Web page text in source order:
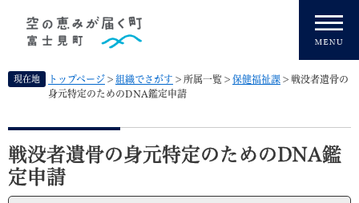
先
す
現在地 トップページ > 組織でさがす > 所属一覧 > 保健福祉課 > 戦没者遺骨の
身元特定のためのDNA鑑定申請
本
文
戦没者遺骨の身元特定のためのDNA鑑
定申請